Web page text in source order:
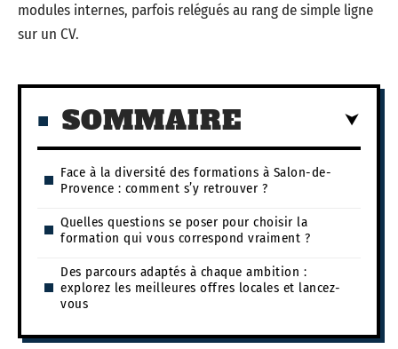
modules internes, parfois relégués au rang de simple ligne
sur un CV.
SOMMAIRE
Face à la diversité des formations à Salon-de-
Provence : comment s’y retrouver ?
Quelles questions se poser pour choisir la
formation qui vous correspond vraiment ?
Des parcours adaptés à chaque ambition :
explorez les meilleures offres locales et lancez-
vous